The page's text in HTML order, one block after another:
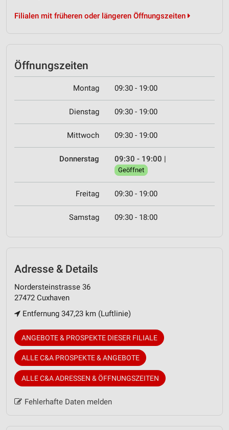
Filialen mit früheren oder längeren Öffnungszeiten
Öffnungszeiten
Montag 09:30 - 19:00
Dienstag 09:30 - 19:00
Mittwoch 09:30 - 19:00
Donnerstag 09:30 - 19:00 |
Geöffnet
Freitag 09:30 - 19:00
Samstag 09:30 - 18:00
Adresse & Details
Nordersteinstrasse 36
27472 Cuxhaven
Entfernung 347,23 km (Luftlinie)
ANGEBOTE & PROSPEKTE DIESER FILIALE
ALLE C&A PROSPEKTE & ANGEBOTE
ALLE C&A ADRESSEN & ÖFFNUNGSZEITEN
Fehlerhafte Daten melden